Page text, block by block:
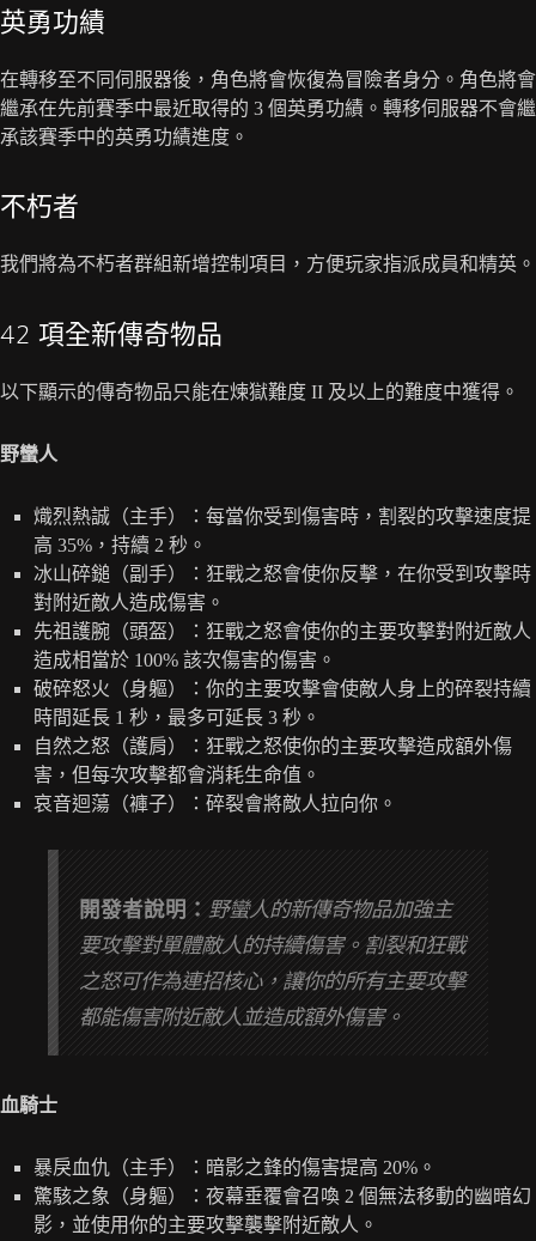
英勇功績
在轉移至不同伺服器後，角色將會恢復為冒險者身分。角色將會
繼承在先前賽季中最近取得的 3 個英勇功績。轉移伺服器不會繼
承該賽季中的英勇功績進度。
不朽者
我們將為不朽者群組新增控制項目，方便玩家指派成員和精英。
42 項全新傳奇物品
以下顯示的傳奇物品只能在煉獄難度 II 及以上的難度中獲得。
野蠻人
熾烈熱誠（主手）：每當你受到傷害時，割裂的攻擊速度提
高 35%，持續 2 秒。
冰山碎鎚（副手）：狂戰之怒會使你反擊，在你受到攻擊時
對附近敵人造成傷害。
先祖護腕（頭盔）：狂戰之怒會使你的主要攻擊對附近敵人
造成相當於 100% 該次傷害的傷害。
破碎怒火（身軀）：你的主要攻擊會使敵人身上的碎裂持續
時間延長 1 秒，最多可延長 3 秒。
自然之怒（護肩）：狂戰之怒使你的主要攻擊造成額外傷
害，但每次攻擊都會消耗生命值。
哀音迴蕩（褲子）：碎裂會將敵人拉向你。
開發者說明： 野蠻人的新傳奇物品加強主
要攻擊對單體敵人的持續傷害。割裂和狂戰
之怒可作為連招核心，讓你的所有主要攻擊
都能傷害附近敵人並造成額外傷害。
血騎士
暴戾血仇（主手）：暗影之鋒的傷害提高 20%。
驚駭之象（身軀）：夜幕垂覆會召喚 2 個無法移動的幽暗幻
影，並使用你的主要攻擊襲擊附近敵人。